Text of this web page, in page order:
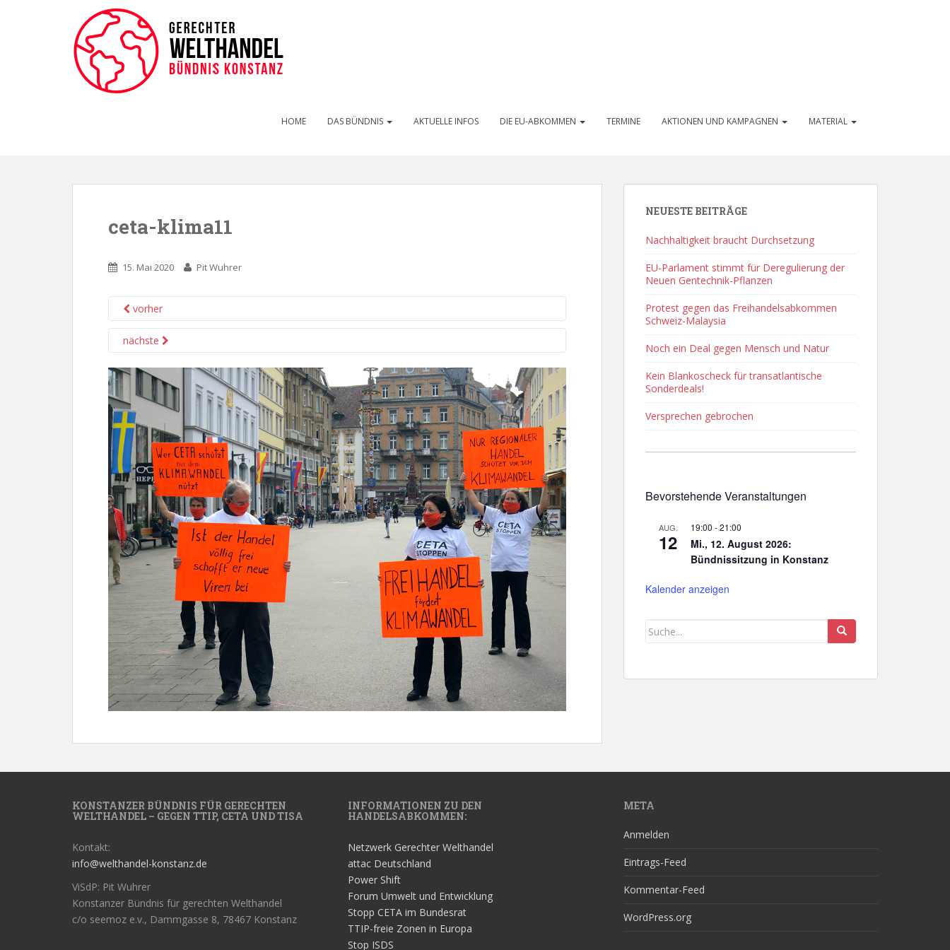
HOME DAS BÜNDNIS AKTUELLE INFOS DIE EU-ABKOMMEN TERMINE AKTIONEN UND KAMPAGNEN MATERIAL
ceta-klima11
15. Mai 2020 Pit Wuhrer
vorher
nächste
NEUESTE BEITRÄGE
Nachhaltigkeit braucht Durchsetzung
EU-Parlament stimmt für Deregulierung der
Neuen Gentechnik-Pflanzen
Protest gegen das Freihandelsabkommen
Schweiz-Malaysia
Noch ein Deal gegen Mensch und Natur
Kein Blankoscheck für transatlantische
Sonderdeals!
Versprechen gebrochen
Bevorstehende Veranstaltungen
AUG.
12
19:00 -21:00
Mi., 12. August 2026:
Bündnissitzung in Konstanz
Kalender anzeigen
KONSTANZER BÜNDNIS FÜR GERECHTEN
WELTHANDEL – GEGEN TTIP, CETA UND TISA
Kontakt:
info@welthandel-konstanz.de
ViSdP: Pit Wuhrer
Konstanzer Bündnis für gerechten Welthandel
c/o seemoz e.v., Dammgasse 8, 78467 Konstanz
INFORMATIONEN ZU DEN
HANDELSABKOMMEN:
Netzwerk Gerechter Welthandel
attac Deutschland
Power Shift
Forum Umwelt und Entwicklung
Stopp CETA im Bundesrat
TTIP-freie Zonen in Europa
Stop ISDS
META
Anmelden
Eintrags-Feed
Kommentar-Feed
WordPress.org